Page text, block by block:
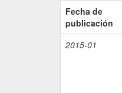
Fecha de
publicación
2015-01